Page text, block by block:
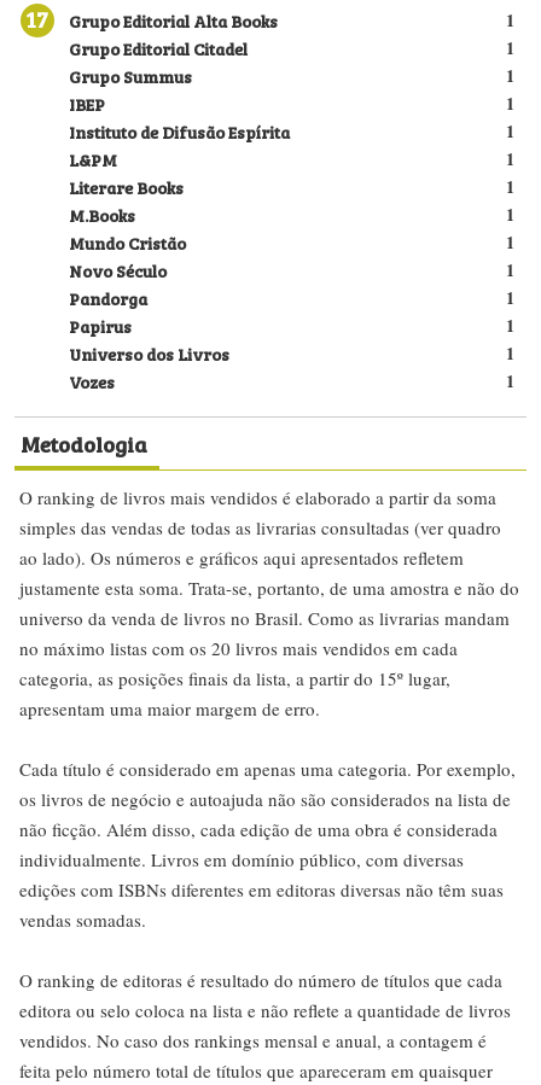
17 1
Grupo Editorial Alta Books
1
Grupo Editorial Citadel
1
Grupo Summus
1
IBEP
1
Instituto de Difusão Espírita
1
L&PM
1
Literare Books
1
M.Books
1
Mundo Cristão
1
Novo Século
1
Pandorga
1
Papirus
1
Universo dos Livros
1
Vozes
Metodologia
O ranking de livros mais vendidos é elaborado a partir da soma
simples das vendas de todas as livrarias consultadas (ver quadro
ao lado). Os números e gráficos aqui apresentados refletem
justamente esta soma. Trata-se, portanto, de uma amostra e não do
universo da venda de livros no Brasil. Como as livrarias mandam
no máximo listas com os 20 livros mais vendidos em cada
categoria, as posições finais da lista, a partir do 15º lugar,
apresentam uma maior margem de erro.
Cada título é considerado em apenas uma categoria. Por exemplo,
os livros de negócio e autoajuda não são considerados na lista de
não ficção. Além disso, cada edição de uma obra é considerada
individualmente. Livros em domínio público, com diversas
edições com ISBNs diferentes em editoras diversas não têm suas
vendas somadas.
O ranking de editoras é resultado do número de títulos que cada
editora ou selo coloca na lista e não reflete a quantidade de livros
vendidos. No caso dos rankings mensal e anual, a contagem é
feita pelo número total de títulos que apareceram em quaisquer